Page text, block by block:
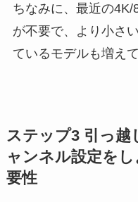
ちなみに、最近の4K/
が不要で、より小さ
ているモデルも増えて
ステップ3 引っ越
ャンネル設定を
要性